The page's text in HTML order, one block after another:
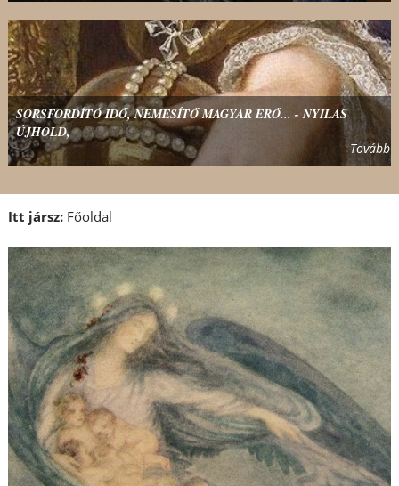
SORSFORDÍTÓ IDŐ, NEMESÍTŐ MAGYAR ERŐ... - NYILAS
ÚJHOLD,
Tovább
Itt jársz: Főoldal